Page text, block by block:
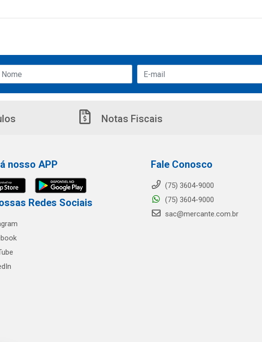
Notas Fiscais
nosso APP
Redes Sociais
Fale Conosco
(75) 3604-9000
(75) 3604-9000
sac@mercante.com.br